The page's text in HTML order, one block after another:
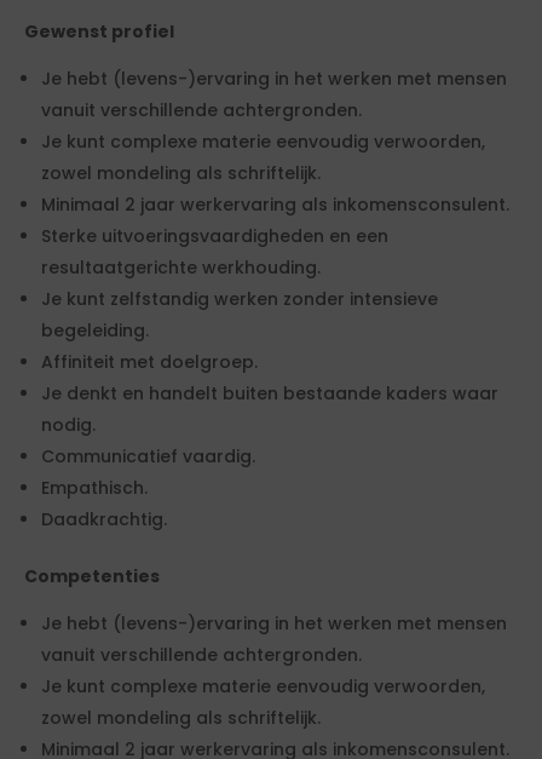
Gewenst profiel
Je hebt (levens-)ervaring in het werken met mensen
vanuit verschillende achtergronden.
Je kunt complexe materie eenvoudig verwoorden,
zowel mondeling als schriftelijk.
Minimaal 2 jaar werkervaring als inkomensconsulent.
Sterke uitvoeringsvaardigheden en een
resultaatgerichte werkhouding.
Je kunt zelfstandig werken zonder intensieve
begeleiding.
Affiniteit met doelgroep.
Je denkt en handelt buiten bestaande kaders waar
nodig.
Communicatief vaardig.
Empathisch.
Daadkrachtig.
Competenties
Je hebt (levens-)ervaring in het werken met mensen
vanuit verschillende achtergronden.
Je kunt complexe materie eenvoudig verwoorden,
zowel mondeling als schriftelijk.
Minimaal 2 jaar werkervaring als inkomensconsulent.